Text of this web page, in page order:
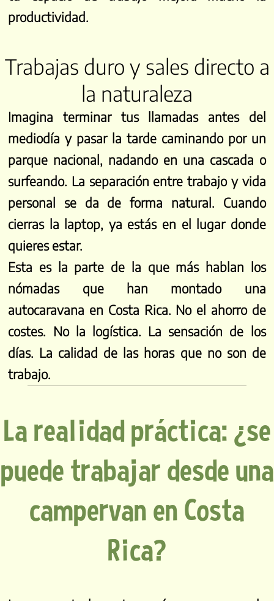
productividad.
Trabajas duro y sales directo a
la naturaleza
Imagina terminar tus llamadas antes del
mediodía y pasar la tarde caminando por un
parque nacional, nadando en una cascada o
surfeando. La separación entre trabajo y vida
personal se da de forma natural. Cuando
cierras la laptop, ya estás en el lugar donde
quieres estar.
Esta es la parte de la que más hablan los
nómadas que han montado una
autocaravana en Costa Rica. No el ahorro de
costes. No la logística. La sensación de los
días. La calidad de las horas que no son de
trabajo.
La realidad práctica: ¿se
puede trabajar desde una
campervan en Costa
Rica?